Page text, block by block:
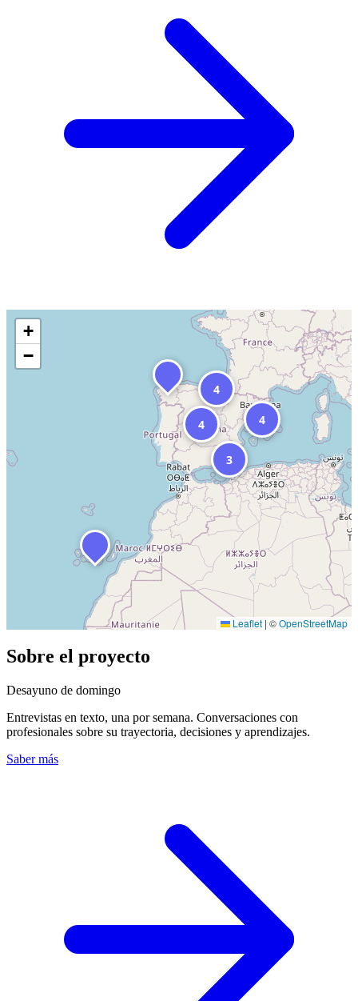
4
3
4
4
+
−
Leaflet | ©OpenStreetMap
Sobre el proyecto
Desayuno de domingo
Entrevistas en texto, una por semana. Conversaciones con
profesionales sobre su trayectoria, decisiones y aprendizajes.
Saber más